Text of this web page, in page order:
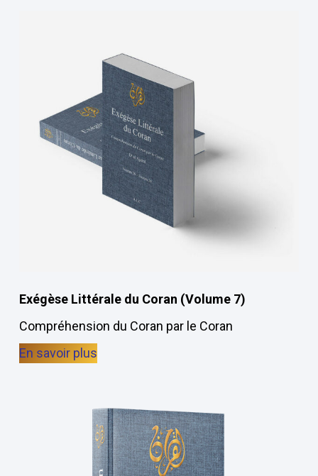
Exégèse Littérale du Coran (Volume 7)
Compréhension du Coran par le Coran
En savoir plus